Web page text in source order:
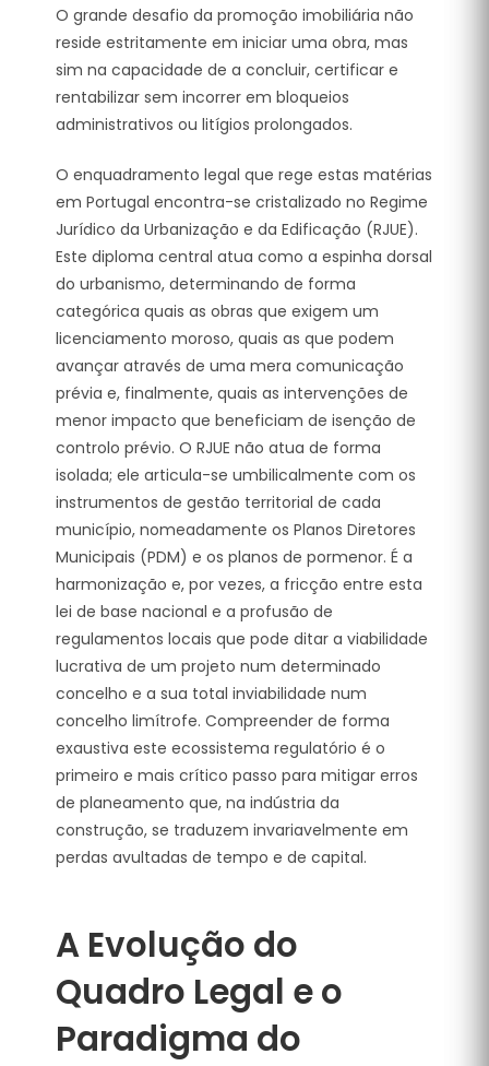
O grande desafio da promoção imobiliária não
reside estritamente em iniciar uma obra, mas
sim na capacidade de a concluir, certificar e
rentabilizar sem incorrer em bloqueios
administrativos ou litígios prolongados.
O enquadramento legal que rege estas matérias
em Portugal encontra-se cristalizado no Regime
Jurídico da Urbanização e da Edificação (RJUE).
Este diploma central atua como a espinha dorsal
do urbanismo, determinando de forma
categórica quais as obras que exigem um
licenciamento moroso, quais as que podem
avançar através de uma mera comunicação
prévia e, finalmente, quais as intervenções de
menor impacto que beneficiam de isenção de
controlo prévio. O RJUE não atua de forma
isolada; ele articula-se umbilicalmente com os
instrumentos de gestão territorial de cada
município, nomeadamente os Planos Diretores
Municipais (PDM) e os planos de pormenor. É a
harmonização e, por vezes, a fricção entre esta
lei de base nacional e a profusão de
regulamentos locais que pode ditar a viabilidade
lucrativa de um projeto num determinado
concelho e a sua total inviabilidade num
concelho limítrofe. Compreender de forma
exaustiva este ecossistema regulatório é o
primeiro e mais crítico passo para mitigar erros
de planeamento que, na indústria da
construção, se traduzem invariavelmente em
perdas avultadas de tempo e de capital.
A Evolução do
Quadro Legal e o
Paradigma do